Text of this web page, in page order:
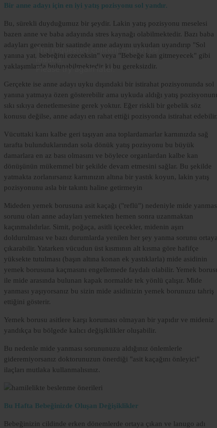
Lorem
Ipsum
Dolor
Lorem
Ipsum
Dolor
Bir anne adayı için en iyi yatış pozisyonu sol yandır.
Bu, sürekli duyduğumuz bir şeydir. Lakin yatış pozisyonu meselesi
bazen anne ve baba adayında stres kaynağı olabilmektedir. Bazı baba
adayları gecenin bir saatinde anne adayını uykudan uyandırıp "Sol
yanına yat, bebeğini ezeceksin" veya "Bebeğe kan gitmeyecek" gibi
yaklaşımlarda bulunabilmektedir ki bu gereksizdir.
Gerçekte ise anne adayı uyku dışındaki bir istirahat pozisyonunda sol
yanına yatmaya özen gösterebilir ama uykuda aldığı yatış
sıkı sıkıya denetlemesine gerek yoktur. Eğer riskli bir gebelik söz
konusu değilse, anne adayı en rahat ettiği pozisyonda istirahat
Vücuttaki kanı kalbe geri taşıyan ana toplardamarlar karnınızda sağ
tarafta bulunduklarından sola dönük yatış pozisyonu bu büyük
damarlara en az bası olmasını ve böylece organlardan kalbe kan
dönüşünün mükemmel bir şekilde devam etmesini sağlar. Bu şekilde
yatmakta zorlanırsanız karnınızın altına bir yastık koyun, lakin yatış
pozisyonunu asla bir takıntı haline getirmeyin
Mideden yemek borusuna asit kaçağı ("reflü") nedeniyle mide
sorunu olan anne adayları yemekten hemen sonra uzanmaktan
kaçınmalıdırlar. Simit, poğaça, asitli içecekler, midenin aşırı
doldurulması ve bazı durumlarda yenilen her şey yanma sorunu
çıkarabilir. Yatarken vücudun üst kısmının alt kısma göre hafifçe
yüksekte tutulması (başın altına konan ek yastıklarla) mide asidinin
yemek borusuna kaçmasını engellemede faydalı olabilir. Yemek
ile mide arasında bulunan kapak normalde tek yönlü çalışır. Mide
yanması yaşıyorsanız bu sizin mide asidinizin yemek borunuzu tahriş
ettiğini gösterir.
Yemek borusu asitlere karşı koruması olmayan bir yapıdır ve mideniz
yandıkça bu bölgede kalıcı değişiklikler oluşabilir.
Bu nedenle mide yanması sorununuzu aldığınız önlemlerle
gideremiyorsanız doktorunuzun önerdiği "asit kaçağını önleyici"
ilaçları mutlaka kullanmalısınız.
Bu Hafta Bebeğinizde Oluşan Değişiklikler
Bebeğinizin cildinde erken dönemlerde ortaya çıkan ve lanugo adı
The requested content cannot be
loaded.
Please try again later.